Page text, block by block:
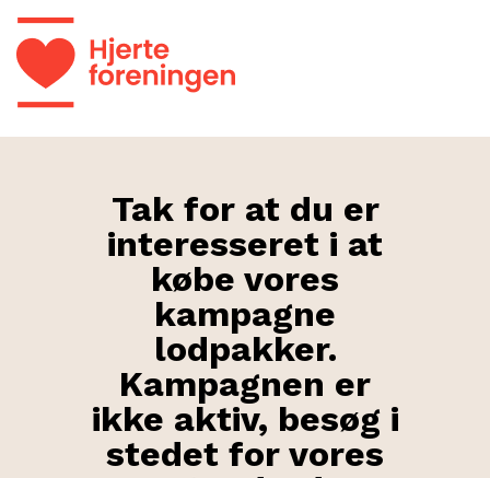
Tak for at du er
interesseret i at
købe vores
kampagne
lodpakker.
Kampagnen er
ikke aktiv, besøg i
stedet for vores